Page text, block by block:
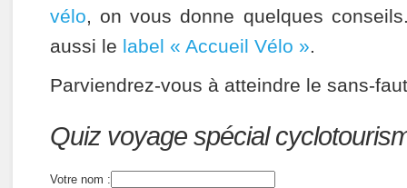
vélo, on vous donne quelques
aussi le label « Accueil Vélo ».
Parviendrez-vous à atteindre le sans-
Quiz:
Quiz voyage spécial
Votre nom :